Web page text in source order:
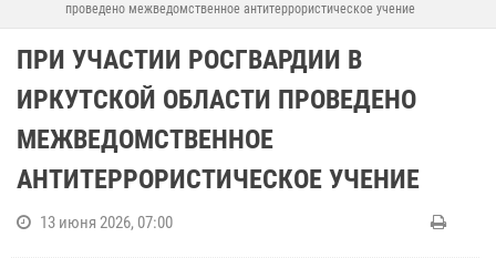
проведено межведомственное антитеррористическое учение
ПРИ УЧАСТИИ РОСГВАРДИИ В
ИРКУТСКОЙ ОБЛАСТИ ПРОВЕДЕНО
МЕЖВЕДОМСТВЕННОЕ
АНТИТЕРРОРИСТИЧЕСКОЕ УЧЕНИЕ
13 июня 2026, 07:00